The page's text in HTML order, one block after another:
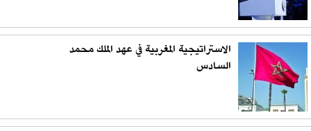
الاستراتيجية المغربية في عهد الملك محمد
السادس